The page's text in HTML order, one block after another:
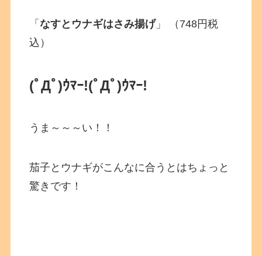
「なすとウナギはさみ揚げ」 （748円税
込）
(ﾟДﾟ)ｳﾏｰ!(ﾟДﾟ)ｳﾏｰ!
うま～～～い！！
茄子とウナギがこんなに合うとはちょっと
驚きです！